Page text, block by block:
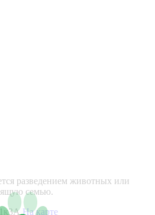
разведением животных или
семью.
На карте